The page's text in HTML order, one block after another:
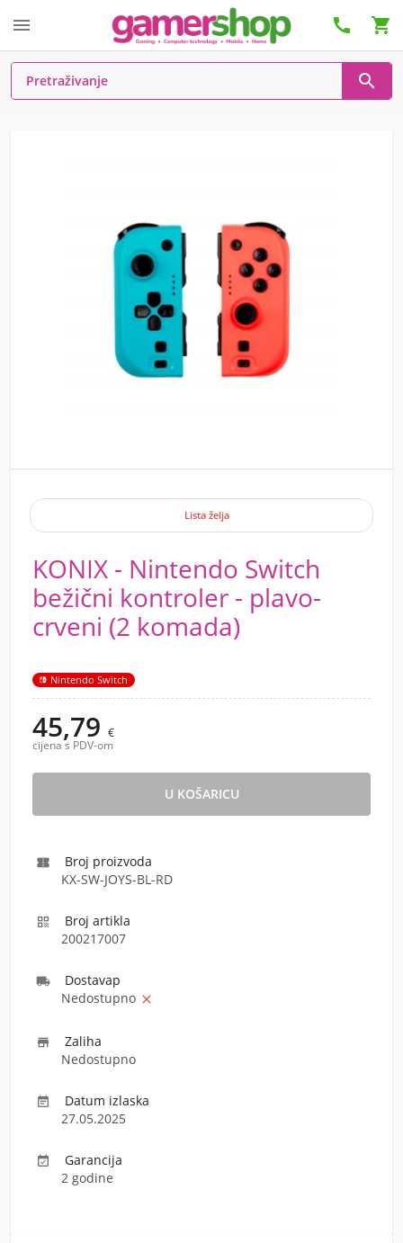
  

Lista želja
KONIX - Nintendo Switch
bežični kontroler - plavo-
crveni (2 komada)
Nintendo Switch
45,79 €
cijena s PDV-om

Broj proizvoda
KX-SW-JOYS-BL-RD

Broj artikla
200217007
 Dostavap
Nedostupno 

Zaliha
Nedostupno

Datum izlaska
27.05.2025

Garancija
2 godine